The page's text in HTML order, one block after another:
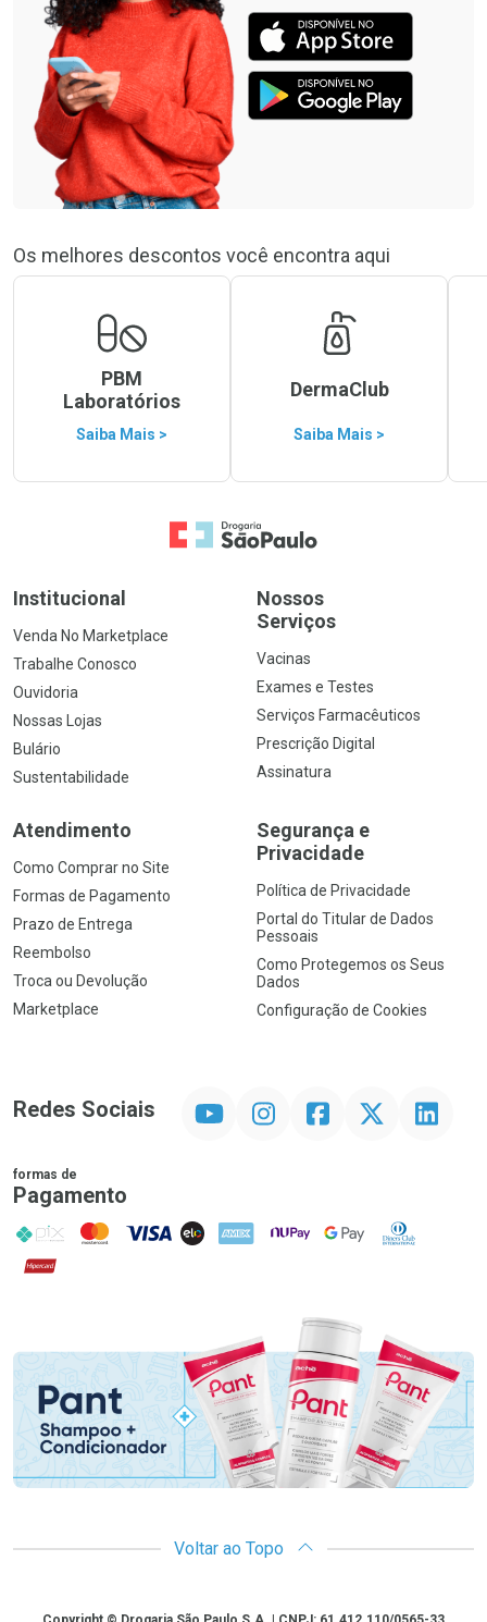
Os melhores descontos você encontra aqui
PBM
Laboratórios
Saiba Mais >
DermaClub
Saiba Mais >
Ir para a Home
Institucional
Venda No Marketplace
Trabalhe Conosco
Ouvidoria
Nossas Lojas
Bulário
Sustentabilidade
Nossos
Serviços
Vacinas
Exames e Testes
Serviços Farmacêuticos
Prescrição Digital
Assinatura
Atendimento
Como Comprar no Site
Formas de Pagamento
Prazo de Entrega
Reembolso
Troca ou Devolução
Marketplace
Segurança e
Privacidade
Política de Privacidade
Portal do Titular de Dados
Pessoais
Como Protegemos os Seus
Dados
Configuração de Cookies
Redes Sociais InstagramFacebookTwitter Linkedin
formas de
Pagamento
PIX MasterCard
VISA ELO AMEX NuPay Google PayDiners Club
Hipercard
Promoção em Destaque
Voltar ao Topo
Copyright